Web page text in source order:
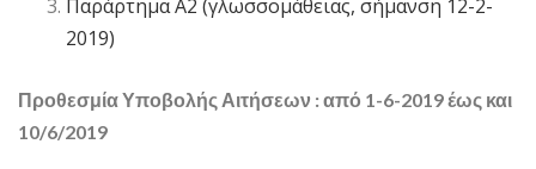
Παράρτημα Α2 (γλωσσομάθειας, σήμανση 12-2-
2019)
Προθεσμία Υποβολής Αιτήσεων :από 1-6-2019 έως και
10/6/2019